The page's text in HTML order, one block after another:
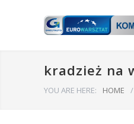
kradzież na
YOU ARE HERE: HOME /